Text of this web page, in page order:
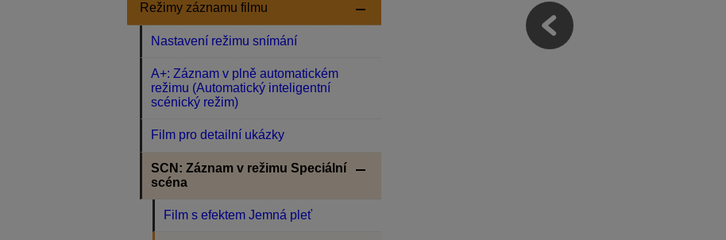
Režimy záznamu filmu
Nastavení režimu snímání
A+: Záznam v plně automatickém
režimu (Automatický inteligentní
scénický režim)
Film pro detailní ukázky
SCN: Záznam v režimu Speciální
scéna
Film s efektem Jemná pleť